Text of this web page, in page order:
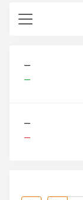
—
—
—
—